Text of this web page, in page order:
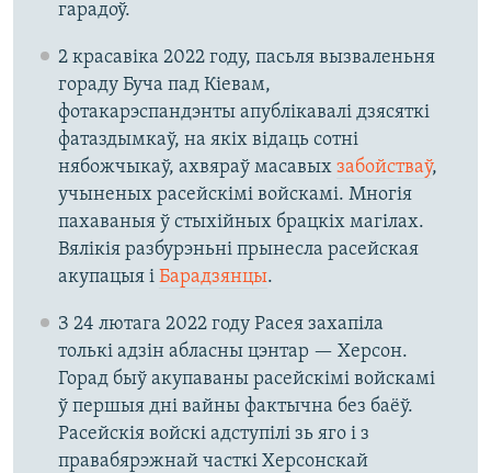
гарадоў.
2 красавіка 2022 году, пасьля вызваленьня
гораду Буча пад Кіевам,
фотакарэспандэнты апублікавалі дзясяткі
фатаздымкаў, на якіх відаць сотні
нябожчыкаў, ахвяраў масавых забойстваў,
учыненых расейскімі войскамі. Многія
пахаваныя ў стыхійных брацкіх магілах.
Вялікія разбурэньні прынесла расейская
акупацыя і Барадзянцы.
З 24 лютага 2022 году Расея захапіла
толькі адзін абласны цэнтар — Херсон.
Горад быў акупаваны расейскімі войскамі
ў першыя дні вайны фактычна без баёў.
Расейскія войскі адступілі зь яго і з
правабярэжнай часткі Херсонскай